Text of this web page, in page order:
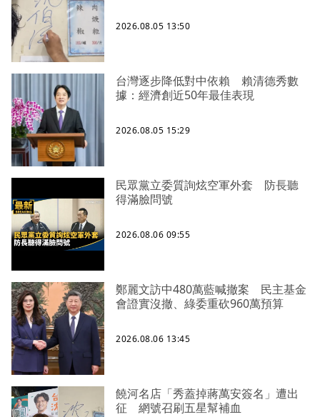
2026.08.05 13:50
台灣逐步降低對中依賴 賴清德秀數
據：經濟創近50年最佳表現
2026.08.05 15:29
民眾黨立委質詢炫空軍外套 防長聽
得滿臉問號
2026.08.06 09:55
鄭麗文訪中480萬藍喊撤案 民主基金
會證實沒撤、綠委重砍960萬預算
2026.08.06 13:45
饒河名店「秀蓋掉蔣萬安簽名」遭出
征 網號召刷五星幫補血